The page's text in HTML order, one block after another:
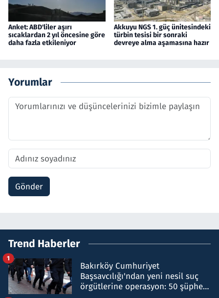
Anket: ABD'liler aşırı
sıcaklardan 2 yıl öncesine göre
daha fazla etkileniyor
Akkuyu NGS 1. güç ünitesindeki
türbin tesisi bir sonraki
devreye alma aşamasına hazır
Yorumlar
Gönder
Trend Haberler
Bakırköy Cumhuriyet
Başsavcılığı'ndan yeni nesil suç
örgütlerine operasyon: 50 şüpheli
1